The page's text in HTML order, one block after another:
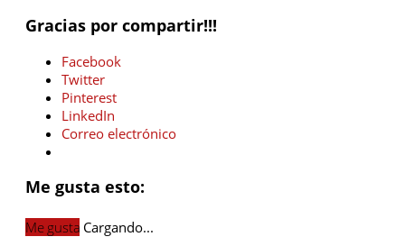
Gracias por compartir!!!
Facebook
Twitter
Pinterest
LinkedIn
Correo electrónico
Me gusta esto:
Me gusta Cargando...